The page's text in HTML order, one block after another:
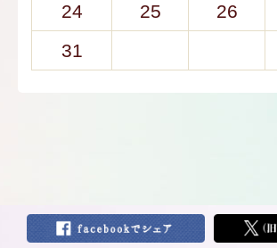
24
25 26
31